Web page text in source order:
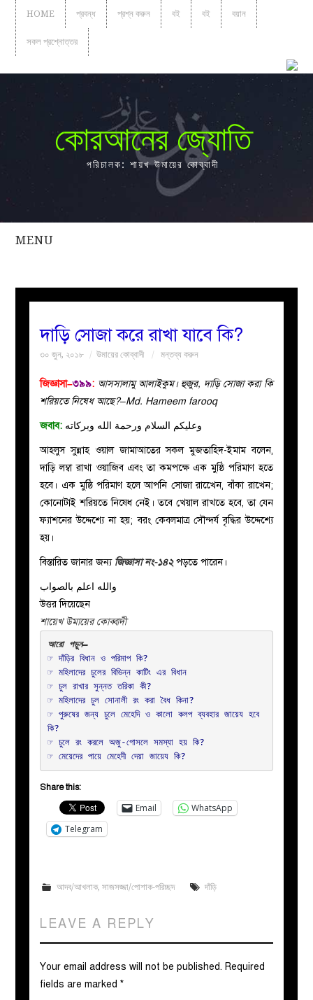
HOME প্রবন্ধ প্রশ্ন করুন বই বই বয়ান
সকল প্রশ্নোত্তর
কোরআনের জ্যোতি
পরিচালক: শায়খ উমায়ের কোব্বাদী
MENU
সকল
নারীদের
ইসলাহী
মজলিস
প্রশ্ন
করুন
দাড়ি সোজা করে রাখা যাবে কি?
৩০ জুন, ২০১৮ উমায়ের কোব্বাদী মন্তব্য করুন
জিজ্ঞাসা–৩৯৯: আসসালামু আলাইকুম। হুজুর, দাড়ি সোজা করা কি
শরিয়তে নিষেধ আছে?–Md. Hameem farooq
জবাব: وعليكم السلام ورحمة الله وبركاته
আহলুস সুন্নাহ ওয়াল জামাআতের সকল মুজতাহিদ-ইমাম বলেন,
দাড়ি লম্বা রাখা ওয়াজিব এবং তা কমপক্ষে এক মুষ্ঠি পরিমাণ হতে
হবে। এক মুষ্ঠি পরিমাণ হলে আপনি সোজা রাখেেন, বাঁকা রাখেন;
কোনোটাই শরিয়তে নিষেধ নেই। তবে খেয়াল রাখতে হবে, তা যেন
ফ্যাশনের উদ্দেশ্যে না হয়; বরং কেবলমাত্র সৌন্দর্য বৃদ্ধির উদ্দেশ্যে
হয়।
বিস্তারিত জানার জন্য জিজ্ঞাসা নং-১৪২পড়তে পারেন।
والله اعلم بالصواب
উত্তর দিয়েছেন
শায়েখ উমায়ের কোব্বাদী
আরো পড়ুন–
☞ দাঁড়ির বিধান ও পরিমাপ কি?
☞ মহিলাদের চুলের বিভিন্ন কাটিং এর বিধান
☞ চুল রাখার সুন্নত তরিকা কী?
☞ মহিলাদের চুল সোনালী রং করা বৈধ কিনা?
☞ পুরুষের জন্য চুলে মেহেদি ও কালো কলপ ব্যবহার জায়েয হবে
কি?
☞ চুলে রং করলে অজু-গোসলে সমস্যা হয় কি?
☞ মেয়েদের পায়ে মেহেদী দেয়া জায়েয কি?
Share this:
Email
WhatsApp
Telegram
আদব/আখলাক, সাজসজ্জা/পোশাক-পরিচ্ছদ দাঁড়ি
LEAVE A REPLY
Your email address will not be published. Required
fields are marked*